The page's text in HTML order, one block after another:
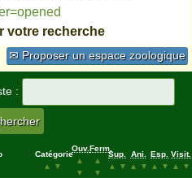
votre recherche
✉ Proposer un espace zoologique
:
Catégorie
▲
▼
Ouv.
▲
▼
Ferm.
▲
▼
Sup.
▲
▼
Ani.
▲
▼
Esp.
▲
▼
Visit.
▲
▼